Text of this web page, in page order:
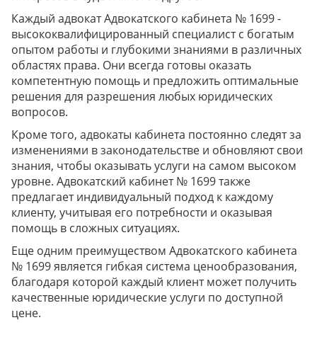
Каждый адвокат Адвокатского кабинета № 1699 -
высококвалифицированный специалист с богатым
опытом работы и глубокими знаниями в различных
областях права. Они всегда готовы оказать
компетентную помощь и предложить оптимальные
решения для разрешения любых юридических
вопросов.
Кроме того, адвокаты кабинета постоянно следят за
изменениями в законодательстве и обновляют свои
знания, чтобы оказывать услуги на самом высоком
уровне. Адвокатский кабинет № 1699 также
предлагает индивидуальный подход к каждому
клиенту, учитывая его потребности и оказывая
помощь в сложных ситуациях.
Еще одним преимуществом Адвокатского кабинета
№ 1699 является гибкая система ценообразования,
благодаря которой каждый клиент может получить
качественные юридические услуги по доступной
цене.